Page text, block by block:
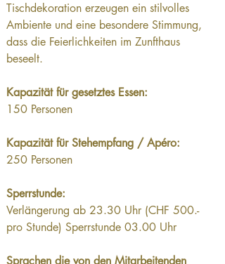
Tischdekoration erzeugen ein stilvolles
Ambiente und eine besondere Stimmung,
dass die Feierlichkeiten im Zunfthaus
beseelt.
Kapazität für gesetztes Essen:
150 Personen
Kapazität für Stehempfang / Apéro:
250 Personen
Sperrstunde:
Verlängerung ab 23.30 Uhr (CHF 500.-
pro Stunde) Sperrstunde 03.00 Uhr
Sprachen die von den Mitarbeitenden